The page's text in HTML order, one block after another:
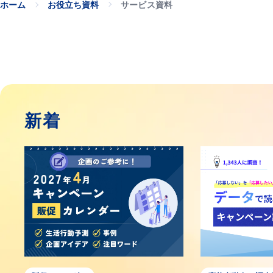
ホーム お役立ち資料 サービス資料
お役立ち資料のおすすめ
新着